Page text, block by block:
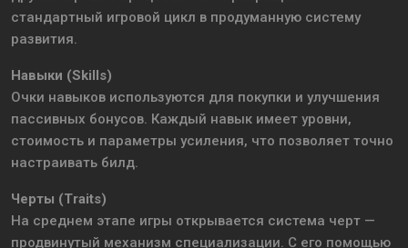
стандартный игровой цикл в продуманную систему
развития.
Навыки (Skills)
Очки навыков используются для покупки и улучшения
пассивных бонусов. Каждый навык имеет уровни,
стоимость и параметры усиления, что позволяет точно
настраивать билд.
Черты (Traits)
На среднем этапе игры открывается система черт —
продвинутый механизм специализации. С его помощью